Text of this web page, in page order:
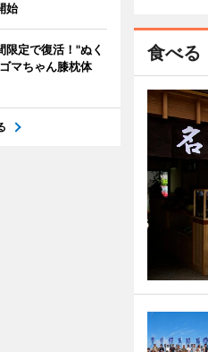
食べる
始
限定で復活！"ぬく
マちゃん膝枕体